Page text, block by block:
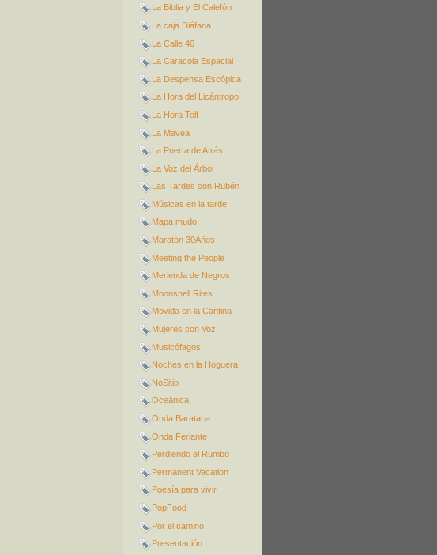
La Biblia y El Calefón
La caja Diáfana
La Calle 46
La Caracola Espacial
La Despensa Escópica
La Hora del Licántropo
La Hora Tolf
La Mavea
La Puerta de Atrás
La Voz del Árbol
Las Tardes con Rubén
Músicas en la tarde
Mapa mudo
Maratón 30Años
Meeting the People
Merienda de Negros
Moonspell Rites
Movida en la Cantina
Mujeres con Voz
Musicófagos
Noches en la Hoguera
NoSitio
Oceánica
Onda Barataria
Onda Feriante
Perdiendo el Rumbo
Permanent Vacation
Poesía para vivir
PopFood
Por el camino
Presentación